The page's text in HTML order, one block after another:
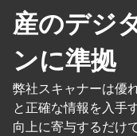
産のデジ
ンに準拠
弊社スキャナーは優
と正確な情報を入手
向上に寄与するだけ
AIを搭載
コダック
Explore Software